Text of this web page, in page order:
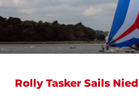
Rolly Tasker Sails